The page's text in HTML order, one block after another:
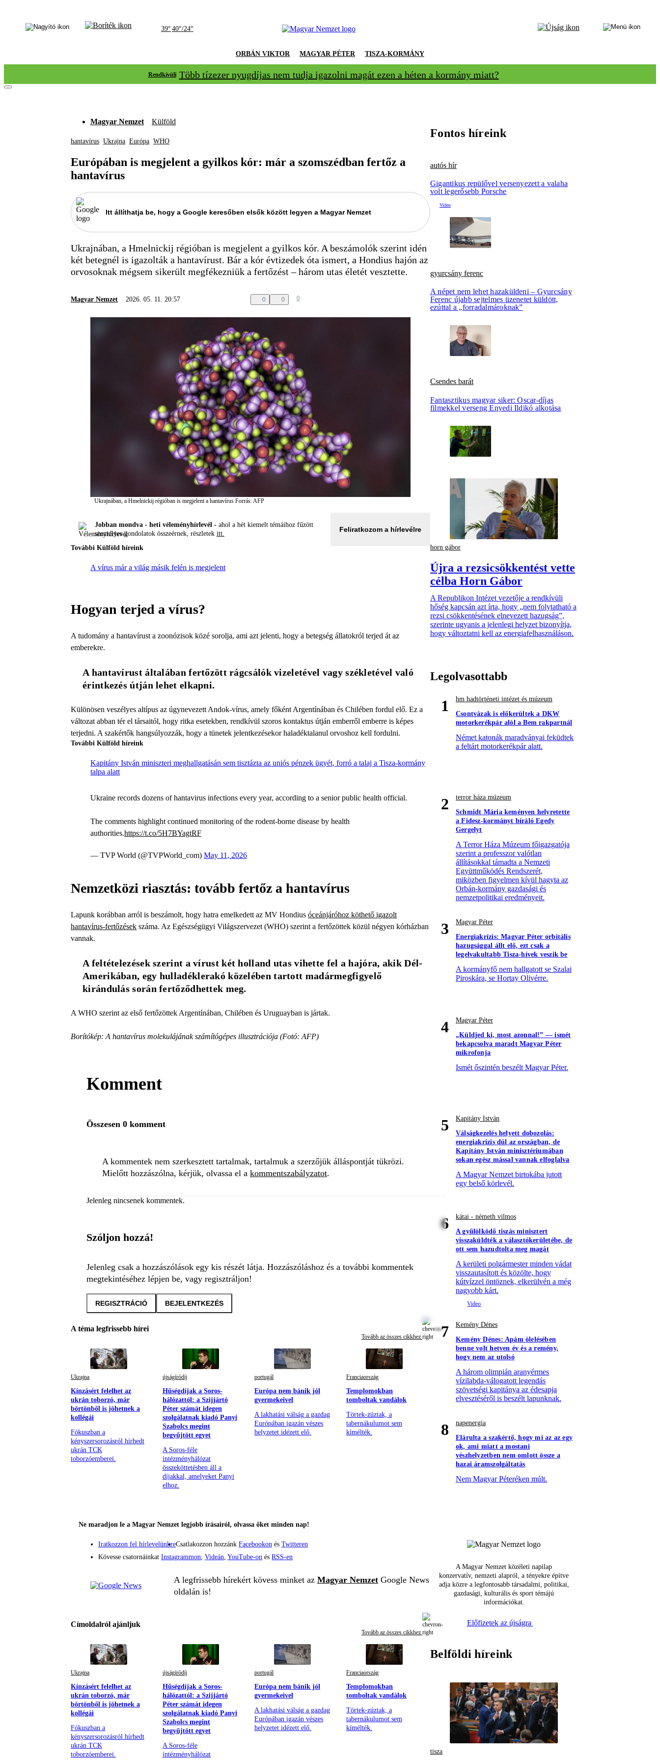
39° 40°/24°
ORBÁN VIKTOR MAGYAR PÉTER TISZA-KORMÁNY
Rendkívüli Több tízezer nyugdíjas nem tudja igazolni magát ezen a héten a kormány miatt?
Magyar Nemzet Külföld
hantavírus Ukrajna Európa WHO
Európában is megjelent a gyilkos kór: már a szomszédban fertőz a
hantavírus
Itt állíthatja be, hogy a Google keresőben elsők között legyen a Magyar Nemzet
Ukrajnában, a Hmelnickij régióban is megjelent a gyilkos kór. A beszámolók szerint idén
két betegnél is igazolták a hantavírust. Bár a kór évtizedek óta ismert, a Hondius hajón az
orvosoknak mégsem sikerült megfékezniük a fertőzést – három utas életét vesztette.
Magyar Nemzet 2026. 05. 11. 20:57 0 0 0
Ukrajnában, a Hmelnickij régióban is megjelent a hantavírus Forrás: AFP
Jobban mondva - heti véleményhírlevél - ahol a hét kiemelt témáihoz fűzött
személyes gondolatok összeérnek, részletek itt.
Feliratkozom a hírlevélre
További Külföld híreink
A vírus már a világ másik felén is megjelent
Hogyan terjed a vírus?
A tudomány a hantavírust a zoonózisok közé sorolja, ami azt jelenti, hogy a betegség állatokról terjed át az
emberekre.
A hantavírust általában fertőzött rágcsálók vizeletével vagy székletével való
érintkezés útján lehet elkapni.
Különösen veszélyes altípus az úgynevezett Andok-vírus, amely főként Argentínában és Chilében fordul elő. Ez a
változat abban tér el társaitól, hogy ritka esetekben, rendkívül szoros kontaktus útján emberről emberre is képes
terjedni. A szakértők hangsúlyozzák, hogy a tünetek jelentkezésekor haladéktalanul orvoshoz kell fordulni.
További Külföld híreink
Kapitány István miniszteri meghallgatásán sem tisztázta az uniós pénzek ügyét, forró a talaj a Tisza-kormány
talpa alatt
Ukraine records dozens of hantavirus infections every year, according to a senior public health official.
The comments highlight continued monitoring of the rodent-borne disease by health
authorities.https://t.co/5H7BYagtRF
— TVP World (@TVPWorld_com) May 11, 2026
Nemzetközi riasztás: tovább fertőz a hantavírus
Lapunk korábban arról is beszámolt, hogy hatra emelkedett az MV Hondius óceánjáróhoz köthető igazolt
hantavírus-fertőzések száma. Az Egészségügyi Világszervezet (WHO) szerint a fertőzöttek közül négyen kórházban
vannak.
A feltételezések szerint a vírust két holland utas vihette fel a hajóra, akik Dél-
Amerikában, egy hulladéklerakó közelében tartott madármegfigyelő
kirándulás során fertőződhettek meg.
A WHO szerint az első fertőzöttek Argentínában, Chilében és Uruguayban is jártak.
Borítókép: A hantavírus molekulájának számítógépes illusztrációja (Fotó: AFP)
Komment
Összesen 0 komment
A kommentek nem szerkesztett tartalmak, tartalmuk a szerzőjük álláspontját tükrözi.
Mielőtt hozzászólna, kérjük, olvassa el a kommentszabályzatot.
Jelenleg nincsenek kommentek.
Szóljon hozzá!
Jelenleg csak a hozzászólások egy kis részét látja. Hozzászóláshoz és a további kommentek
megtekintéséhez lépjen be, vagy regisztráljon!
REGISZTRÁCIÓ BEJELENTKEZÉS
A téma legfrissebb hírei
Tovább az összes cikkhez
Ukrajna
Kínzásért felelhet az
ukrán toborzó, már
börtönből is jöhetnek a
kollégái
Fókuszban a
kényszersorozásról hírhedt
ukrán TCK
toborzóemberei.
újságíródíj
Hűségdíjak a Soros-
hálózattól: a Szijjártó
Péter számát idegen
szolgálatnak kiadó Panyi
Szabolcs megint
begyűjtött egyet
A Soros-féle
intézményhálózat
összeköttetésben áll a
díjakkal, amelyeket Panyi
elhoz.
portugál
Európa nem bánik jól
gyermekeivel
A lakhatási válság a gazdag
Európában igazán vészes
helyzetet idézett elő.
Franciaország
Templomokban
tomboltak vandálok
Törtek-zúztak, a
tabernákulumot sem
kímélték.
Ne maradjon le a Magyar Nemzet legjobb írásairól, olvassa őket minden nap!
Iratkozzon fel hírlevelünkreCsatlakozzon hozzánk Facebookon és Twitteren
Kövesse csatornáinkat Instagrammon Videán YouTube-on és RSS-en
A legfrissebb hírekért kövess minket az Magyar Nemzet Google News
oldalán is!
Címoldalról ajánljuk
Tovább az összes cikkhez
Ukrajna
Kínzásért felelhet az
ukrán toborzó, már
börtönből is jöhetnek a
kollégái
Fókuszban a
kényszersorozásról hírhedt
ukrán TCK
toborzóemberei.
újságíródíj
Hűségdíjak a Soros-
hálózattól: a Szijjártó
Péter számát idegen
szolgálatnak kiadó Panyi
Szabolcs megint
begyűjtött egyet
A Soros-féle
intézményhálózat
portugál
Európa nem bánik jól
gyermekeivel
A lakhatási válság a gazdag
Európában igazán vészes
helyzetet idézett elő.
Franciaország
Templomokban
tomboltak vandálok
Törtek-zúztak, a
tabernákulumot sem
kímélték.
Fontos híreink
autós hír
Gigantikus repülővel versenyezett a valaha
volt legerősebb Porsche
gyurcsány ferenc
A népet nem lehet hazaküldeni – Gyurcsány
Ferenc újabb sejtelmes üzenetet küldött,
ezúttal a „forradalmároknak”
Csendes barát
Fantasztikus magyar siker: Oscar-díjas
filmekkel verseng Enyedi Ildikó alkotása
horn gábor
Újra a rezsicsökkentést vette
célba Horn Gábor
A Republikon Intézet vezetője a rendkívüli
hőség kapcsán azt írta, hogy „nem folytatható a
rezsi csökkentésének elnevezett hazugság”,
szerinte ugyanis a jelenlegi helyzet bizonyítja,
hogy változtatni kell az energiafelhasználáson.
Legolvasottabb
1
hm hadtörténeti intézet és múzeum
Csontvázak is előkerültek a DKW
motorkerékpár alól a Bem rakpartnál
Német katonák maradványai feküdtek
a feltárt motorkerékpár alatt.
2
terror háza múzeum
Schmidt Mária keményen helyretette
a Fidesz-kormányt bíráló Egedy
Gergelyt
A Terror Háza Múzeum főigazgatója
szerint a professzor valótlan
állításokkal támadta a Nemzeti
Együttműködés Rendszerét,
miközben figyelmen kívül hagyta az
Orbán-kormány gazdasági és
nemzetpolitikai eredményeit.
3
Magyar Péter
Energiakrízis: Magyar Péter orbitális
hazugsággal állt elő, ezt csak a
legelvakultabb Tisza-hívek veszik be
A kormányfő nem hallgatott se Szalai
Piroskára, se Hortay Olivérre.
4
Magyar Péter
„Küldjed ki, most azonnal!” — ismét
bekapcsolva maradt Magyar Péter
mikrofonja
Ismét őszintén beszélt Magyar Péter.
5
Kapitány István
Válságkezelés helyett dobozolás:
energiakrízis dúl az országban, de
Kapitány István minisztériumában
sokan egész mással vannak elfoglalva
A Magyar Nemzet birtokába jutott
egy belső körlevél.
6
kátai - németh vilmos
A gyűlölködő tiszás minisztert
visszaküldték a választókerületébe, de
ott sem hazudtolta meg magát
A kerületi polgármester minden vádat
visszautasított és közölte, hogy
kútvízzel öntöznek, elkerülvén a még
nagyobb kárt.
7
Kemény Dénes
Kemény Dénes: Apám ölelésében
benne volt hetven év és a remény,
hogy nem az utolsó
A három olimpián aranyérmes
vízilabda-válogatott legendás
szövetségi kapitánya az édesapja
elvesztéséről is beszélt lapunknak.
8
napenergia
Elárulta a szakértő, hogy mi az az egy
ok, ami miatt a mostani
vészhelyzetben nem omlott össze a
hazai áramszolgáltatás
Nem Magyar Péteréken múlt.
A Magyar Nemzet közéleti napilap
konzervatív, nemzeti alapról, a tényekre építve
adja közre a legfontosabb társadalmi, politikai,
gazdasági, kulturális és sport témájú
információkat.
Előfizetek az újságra
Belföldi híreink
tisza